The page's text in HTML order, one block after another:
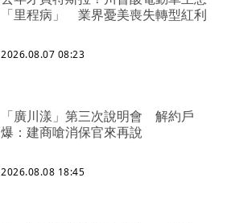
「里程病」 業界憂美喪失轉型紅利
2026.08.07 08:23
「廣川漾」第三次說明會 解約戶
爆：建商嗆消保官來再說
2026.08.08 18:45